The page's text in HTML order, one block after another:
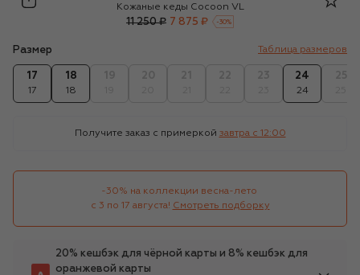
Naturino
Кожаные кеды Cocoon VL
11 250 ₽ 7 875 ₽ -30%
Размер Таблица размеров
17
17
18
18
24
24
Получите заказ с примеркой завтра c 12:00
-30% на коллекции весна-лето
с 3 по 17 августа! Смотреть подборку
20% кешбэк для чёрной карты и 8% кешбэк для
оранжевой карты